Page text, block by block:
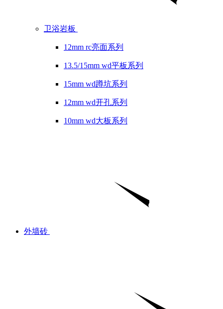
卫浴岩板
12mm rc亮面系列
13.5/15mm wd平板系列
15mm wd蹲坑系列
12mm wd开孔系列
10mm wd大板系列
外墙砖